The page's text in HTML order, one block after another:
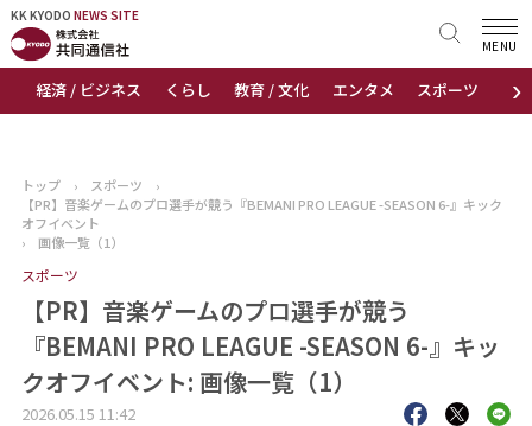
KK KYODO NEWS SITE
›
経済 / ビジネス くらし 教育 / 文化 エンタメ スポーツ 地域
MENU
KK KYODONEWS SITE
トップページ
ニュース
おすすめコンテンツ
出版物
会社概要
トップ › スポーツ
›
【PR】音楽ゲームのプロ選手が競う『BEMANI PRO LEAGUE -SEASON 6-』キック
オフイベント
›
画像一覧（1）
スポーツ
【PR】音楽ゲームのプロ選手が競う
『BEMANI PRO LEAGUE -SEASON 6-』キッ
クオフイベント: 画像一覧（1）
2026.05.15 11:42